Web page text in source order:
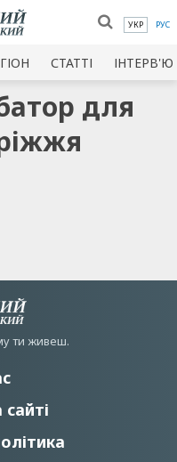
УКР РУС
СТАТТІ ІНТЕРВ'Ю
для
ти живеш.